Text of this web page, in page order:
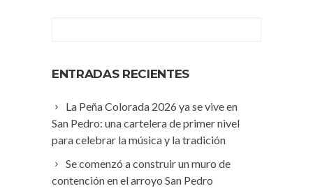
ENTRADAS RECIENTES
La Peña Colorada 2026 ya se vive en
San Pedro: una cartelera de primer nivel
para celebrar la música y la tradición
Se comenzó a construir un muro de
contención en el arroyo San Pedro